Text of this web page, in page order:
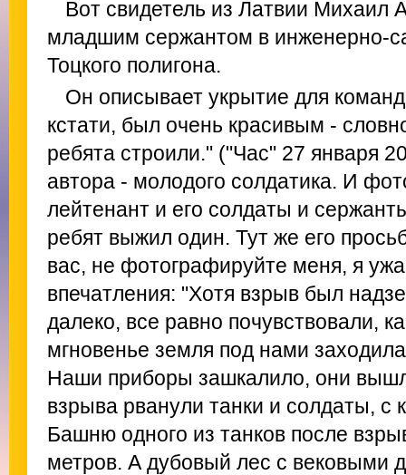
Вот свидетель из Латвии Михаил
младшим сержантом в инженерно-
Тоцкого полигона.
Он описывает укрытие для
кстати, был очень красивым -
ребята строили." ("Час" 27 января
автора - молодого солдатика. И
лейтенант и его солдаты и
ребят выжил один. Тут же его
вас, не фотографируйте меня, я
впечатления: "Хотя взрыв был
далеко, все равно почувствовали,
мгновенье земля под нами
Наши приборы зашкалило, они
взрыва рванули танки и солдаты, с
Башню одного из танков после
метров. А дубовый лес с вековыми